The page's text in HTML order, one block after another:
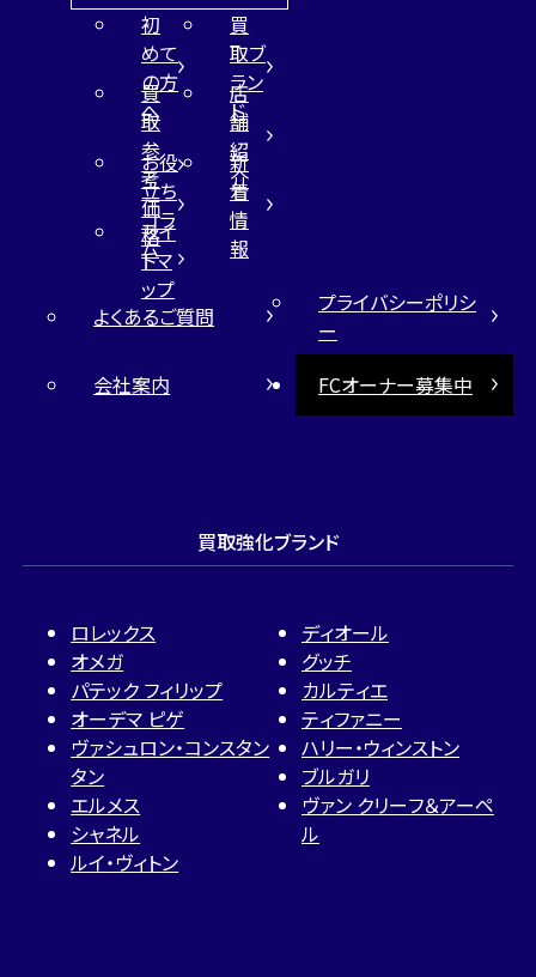
初
めて
の方
へ
買
取ブ
ラン
ド
買
取
参
考
価
格
店
舗
紹
介
お役
立ち
コラ
ム
新
着
情
報
サイ
トマ
ップ
よくあるご質問
プライバシーポリシ
ー
会社案内
FCオーナー募集中
買取強化ブランド
ロレックス
オメガ
パテック フィリップ
オーデマ ピゲ
ヴァシュロン・コンスタン
タン
エルメス
シャネル
ルイ・ヴィトン
ディオール
グッチ
カルティエ
ティファニー
ハリー・ウィンストン
ブルガリ
ヴァン クリーフ＆アーペ
ル